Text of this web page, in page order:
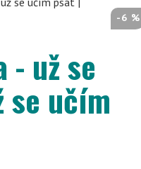
-6 %
- už se
se učím